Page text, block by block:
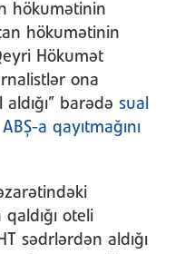
hökumətinin
hökumətinin
Hökumət
ona
barədə sual
ABŞ-a qayıtmağını
oteli
sədrlərdən aldığı